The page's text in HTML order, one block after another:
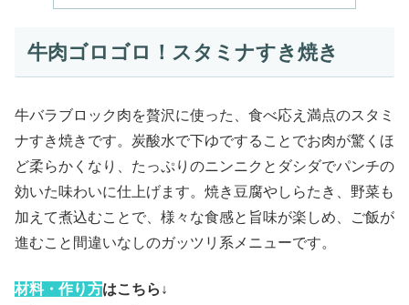
牛肉ゴロゴロ！スタミナすき焼き
牛バラブロック肉を贅沢に使った、食べ応え満点のスタミ
ナすき焼きです。炭酸水で下ゆですることでお肉が驚くほ
ど柔らかくなり、たっぷりのニンニクとダシダでパンチの
効いた味わいに仕上げます。焼き豆腐やしらたき、野菜も
加えて煮込むことで、様々な食感と旨味が楽しめ、ご飯が
進むこと間違いなしのガッツリ系メニューです。
材料・作り方はこちら↓